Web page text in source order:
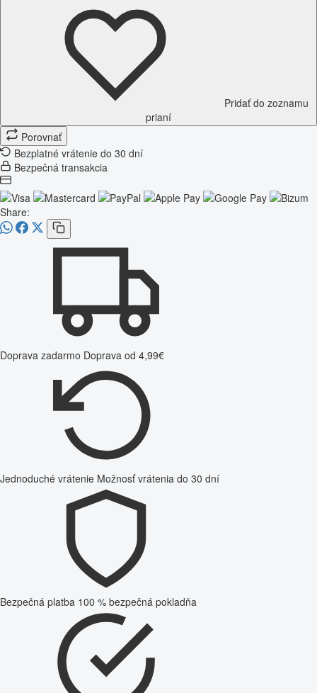
Pridať do zoznamu
prianí
Porovnať
Bezplatné vrátenie do 30 dní
Bezpečná transakcia
Share:
Doprava zadarmo Doprava od 4,99€
Jednoduché vrátenie Možnosť vrátenia do 30 dní
Bezpečná platba 100 % bezpečná pokladňa